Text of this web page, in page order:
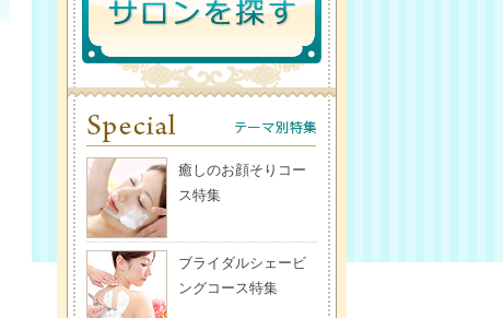
癒しのお顔そりコー
ス特集
ブライダルシェービ
ングコース特集